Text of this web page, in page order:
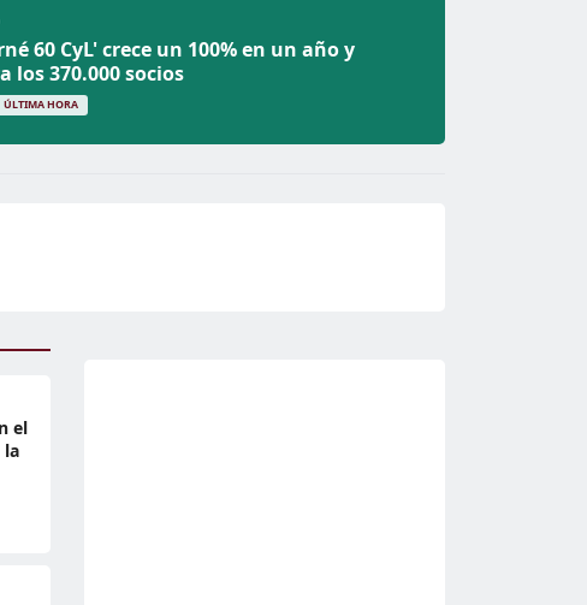
60 CyL' crece un 100% en un año y
los 370.000 socios
ÚLTIMA HORA
el
la